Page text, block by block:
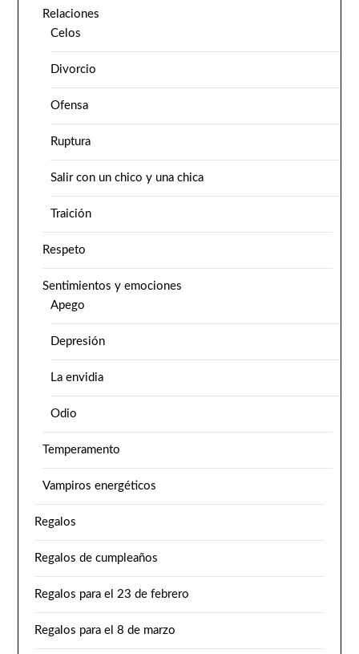
Relaciones
Celos
Divorcio
Ofensa
Ruptura
Salir con un chico y una chica
Traición
Respeto
Sentimientos y emociones
Apego
Depresión
La envidia
Odio
Temperamento
Vampiros energéticos
Regalos
Regalos de cumpleaños
Regalos para el 23 de febrero
Regalos para el 8 de marzo